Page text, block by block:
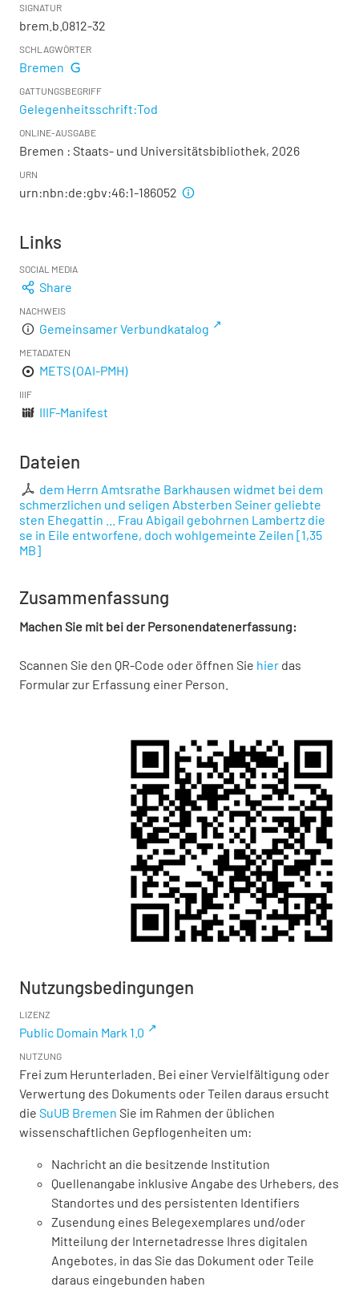
SIGNATUR
brem.b.0812-32
SCHLAGWÖRTER
Bremen
GATTUNGSBEGRIFF
Gelegenheitsschrift:Tod
ONLINE-AUSGABE
Bremen : Staats- und Universitätsbibliothek, 2026
URN
urn:nbn:de:gbv:46:1-186052
Links
SOCIAL MEDIA
Share
NACHWEIS
Gemeinsamer Verbundkatalog
METADATEN
METS (OAI-PMH)
IIIF
IIIF-Manifest
Dateien
dem Herrn Amtsrathe Barkhausen widmet bei dem
schmerzlichen und seligen Absterben Seiner geliebte
sten Ehegattin ... Frau Abigail gebohrnen Lambertz die
se in Eile entworfene, doch wohlgemeinte Zeilen [1,35
MB]
Zusammenfassung
Machen Sie mit bei der Personendatenerfassung:
Scannen Sie den QR-Code oder öffnen Sie hier das
Formular zur Erfassung einer Person.
Nutzungsbedingungen
LIZENZ
Public Domain Mark 1.0
NUTZUNG
Frei zum Herunterladen. Bei einer Vervielfältigung oder
Verwertung des Dokuments oder Teilen daraus ersucht
die SuUB Bremen Sie im Rahmen der üblichen
wissenschaftlichen Gepflogenheiten um:
Nachricht an die besitzende Institution
Quellenangabe inklusive Angabe des Urhebers, des
Standortes und des persistenten Identifiers
Zusendung eines Belegexemplares und/oder
Mitteilung der Internetadresse Ihres digitalen
Angebotes, in das Sie das Dokument oder Teile
daraus eingebunden haben